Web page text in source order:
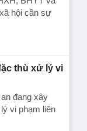
hội cần sự
thù xử lý vi
đang xây
vi phạm liên